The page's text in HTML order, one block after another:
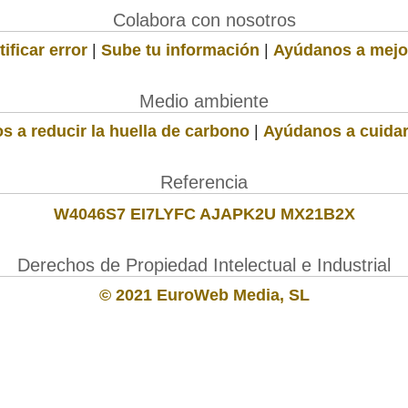
Colabora con nosotros
error | Sube tu información | Ayúdanos a
Medio ambiente
a reducir la huella de carbono | Ayúdanos a
Referencia
W4046S7 EI7LYFC AJAPK2U MX21B2X
Derechos de Propiedad Intelectual e Industrial
© 2021 EuroWeb Media, SL